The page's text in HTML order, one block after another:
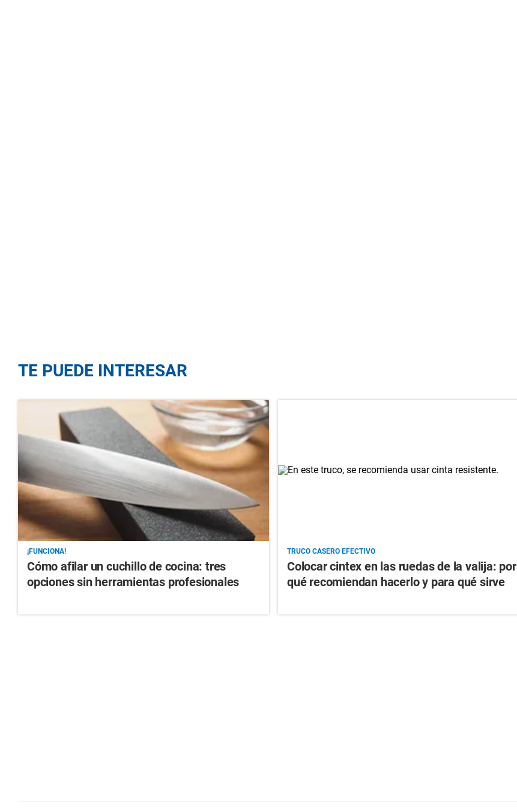
TE PUEDE INTERESAR
¡FUNCIONA!
Cómo afilar un cuchillo de cocina: tres
opciones sin herramientas profesionales
TRUCO CASERO EFECTIVO
Colocar cintex en las ruedas de la valija: por
qué recomiendan hacerlo y para qué sirve